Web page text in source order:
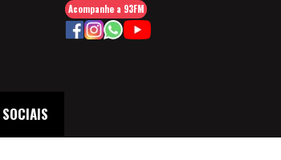
SOCIAIS
Acompanhe a 93FM